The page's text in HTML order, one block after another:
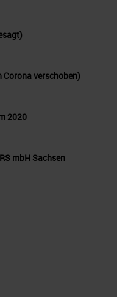
verschoben)
2020
mbH Sachsen